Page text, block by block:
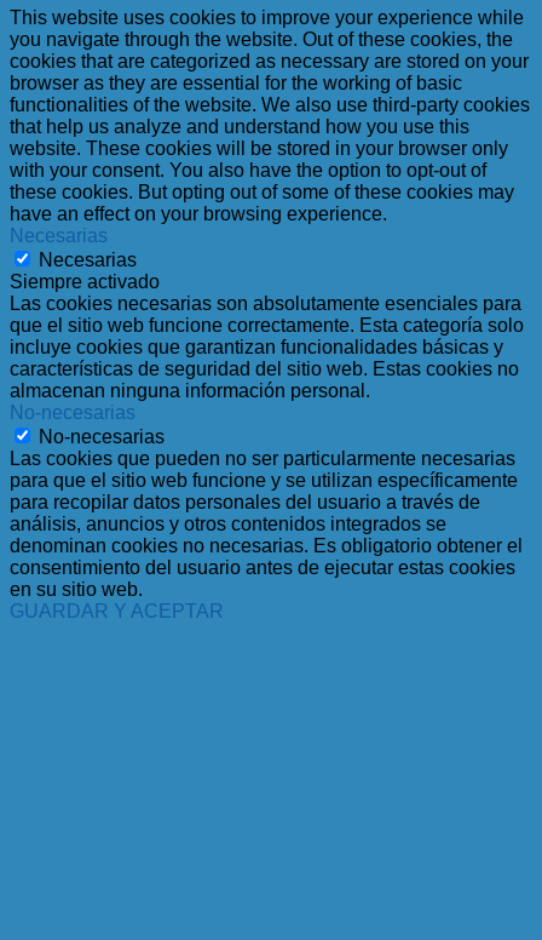
This website uses cookies to improve your experience while
you navigate through the website. Out of these cookies, the
cookies that are categorized as necessary are stored on your
browser as they are essential for the working of basic
functionalities of the website. We also use third-party cookies
that help us analyze and understand how you use this
website. These cookies will be stored in your browser only
with your consent. You also have the option to opt-out of
these cookies. But opting out of some of these cookies may
have an effect on your browsing experience.
Necesarias
Necesarias
Siempre activado
Las cookies necesarias son absolutamente esenciales para
que el sitio web funcione correctamente. Esta categoría solo
incluye cookies que garantizan funcionalidades básicas y
características de seguridad del sitio web. Estas cookies no
almacenan ninguna información personal.
No-necesarias
No-necesarias
Las cookies que pueden no ser particularmente necesarias
para que el sitio web funcione y se utilizan específicamente
para recopilar datos personales del usuario a través de
análisis, anuncios y otros contenidos integrados se
denominan cookies no necesarias. Es obligatorio obtener el
consentimiento del usuario antes de ejecutar estas cookies
en su sitio web.
GUARDAR Y ACEPTAR